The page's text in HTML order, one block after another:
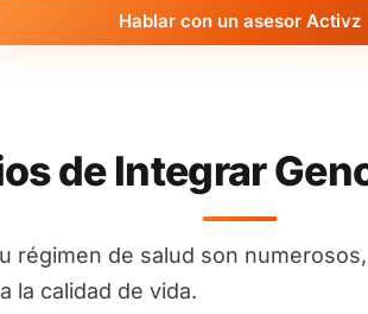
Hablar con un asesor Activz
de Integrar
régimen de salud son numerosos,
la calidad de vida.